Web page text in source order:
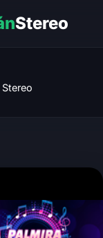
Stereo
Stereo